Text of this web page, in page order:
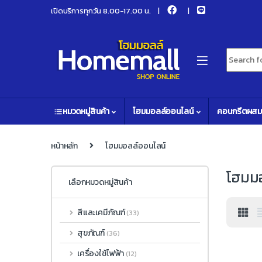
Skip to navigation
Skip to contentเปิดบริการทุกวัน 8.00-17.00 น.
Search
หมวดหมู่สินค้า โฮมมอลล์ออนไลน์ คอนกรีตผส
หน้าหลัก โฮมมอลล์ออนไลน์
โฮม
เลือกหมวดหมู่สินค้า
สีและเคมีภัณฑ์(33)
สุขภัณฑ์(36)
เครื่องใช้ไฟฟ้า (12)